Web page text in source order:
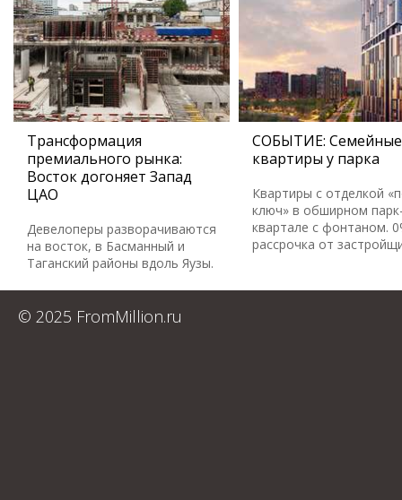
Трансформация
премиального рынка:
Восток догоняет Запад
ЦАО
Девелоперы разворачиваются
на восток, в Басманный и
Таганский районы вдоль Яузы.
СОБЫТИЕ: Семейные
квартиры у парка
Квартиры с отделкой
ключ» в обширном
квартале с фонтаном.
рассрочка от
© 2025 FromMillion.ru